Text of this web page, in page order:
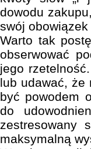
dowodu
swój
Warto tak
obserwować
jego
lub udawać, że
być powodem
do
zestresowany
maksymalną